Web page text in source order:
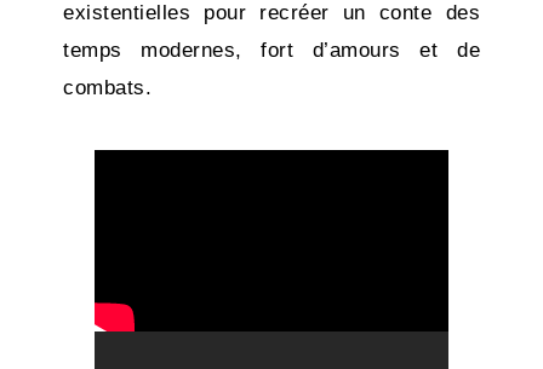
existentielles pour recréer un conte des
temps modernes, fort d’amours et de
combats.